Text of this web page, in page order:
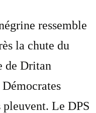
ressemble
la chute du
de Dritan
pleuvent. Le DPS